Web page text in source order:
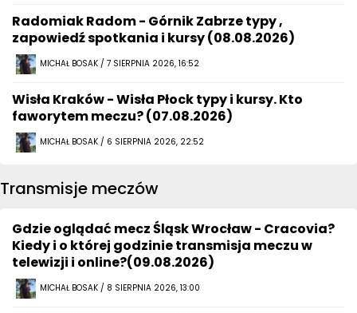
Radomiak Radom - Górnik Zabrze typy ,
zapowiedź spotkania i kursy (08.08.2026)
MICHAŁ BOSAK / 7 SIERPNIA 2026, 16:52
Wisła Kraków - Wisła Płock typy i kursy. Kto
faworytem meczu? (07.08.2026)
MICHAŁ BOSAK / 6 SIERPNIA 2026, 22:52
Transmisje meczów
Gdzie oglądać mecz Śląsk Wrocław - Cracovia?
Kiedy i o której godzinie transmisja meczu w
telewizji i online?(09.08.2026)
MICHAŁ BOSAK / 8 SIERPNIA 2026, 13:00